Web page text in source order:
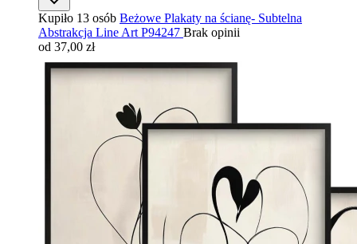
Kupiło 13 osób Beżowe Plakaty na ścianę- Subtelna
Abstrakcja Line Art P94247 Brak opinii
od 37,00 zł